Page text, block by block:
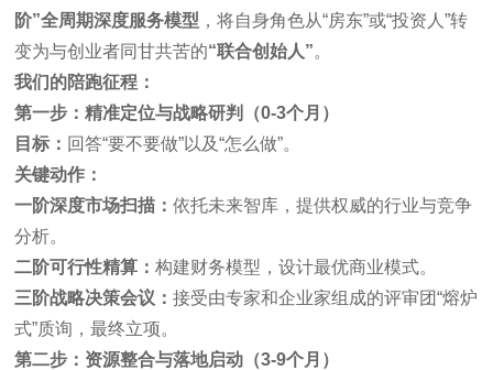
阶”全周期深度服务模型 ，将自身角色从“房东”或“投资人”转
变为与创业者同甘共苦的“联合创始人”。
我们的陪跑征程：
第一步：精准定位与战略研判（0-3个月）
目标： 回答“要不要做”以及“怎么做”。
关键动作：
一阶深度市场扫描：依托未来智库，提供权威的行业与竞争
分析。
二阶可行性精算：构建财务模型，设计最优商业模式。
三阶战略决策会议：接受由专家和企业家组成的评审团“熔炉
式”质询，最终立项。
第二步：资源整合与落地启动（3-9个月）